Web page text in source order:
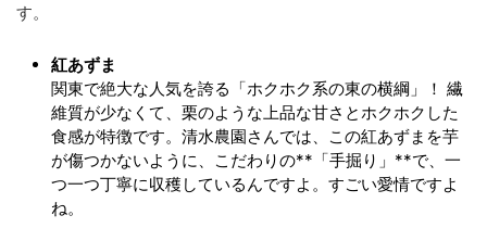
す。
紅あずま
関東で絶大な人気を誇る「ホクホク系の東の横綱」！ 繊
維質が少なくて、栗のような上品な甘さとホクホクした
食感が特徴です。清水農園さんでは、この紅あずまを芋
が傷つかないように、こだわりの**「手掘り」**で、一
つ一つ丁寧に収穫しているんですよ。すごい愛情ですよ
ね。